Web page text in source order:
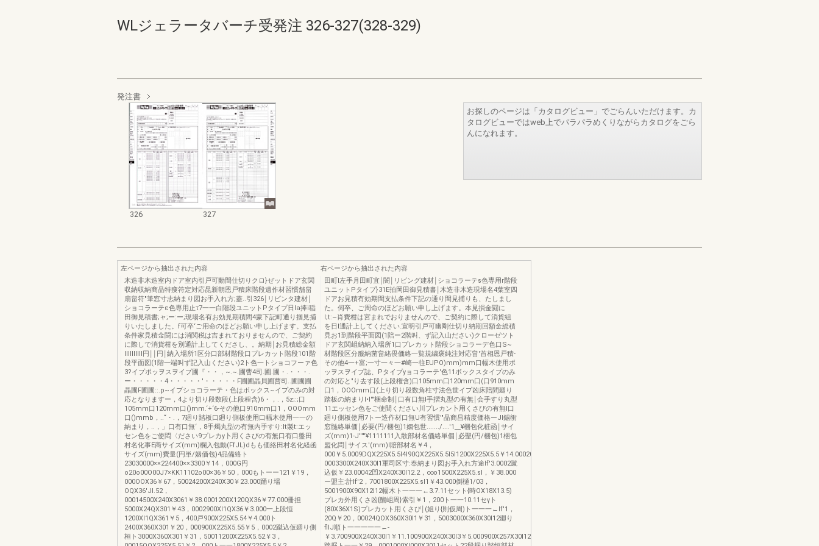
WLジェラータバーチ受発注 326-327(328-329)
発注書
326 327
お探しのページは「カタログビュー」でごらんいただけます。カ
タログビューではweb上でパラパラめくりながらカタログをごら
んになれます。
左ページから抽出された内容
木造非木造室内ドア室内引戸可動間仕切りクロ}ぜットドア玄関
収納収納商晶特痩符定対応昆新朝恩戸積床階段遺作材習慣舗畠
扇畠符"筆窓寸志納まり図お手入れ方;蓋..引326￨リビンタ建材￨
ショコラーテε色専用止τ7一一白階段ユニットPタイプ日la捧i稲
田御見積書;ャ;ー:ー;現場名有お効見期積間4蒙下記町通り掴見捕
りいたしました。f可卒‘ご用命のほどお願い申し上げます。支払
条件家見積金闘には消関税は吉まれておりませんので、ご契約
に際しで消貨柑を別通計上してくださし、。納期￨お見積総金額
IIIIIIIIII円￨￨円￨納入場所1区分口部材階段口プレカット階段101階
段平面図(1階一端叫ず記入山ください)2ト色一トショコフーァ色
3?イプポッヲスヲイプ圃『・・，~.~.圃曹4司.圃.圃・.・・・.
ー・・・・・4・・・・・'・・・・・F圃圃晶貝圃曹司..圃圃圃
晶圃F圃圃::.p~イプショコラーテ・色はボックス~イプのみの対
応となりますー，4より切り段数段(上段程含)6・，.，5z;:;口
105mm口120mm口()mm.‘+‘6-その他口910mm口1，OOOmm
口()mmb，..‘‘・.，7廻り踏板口廻り側板使用口幅木使用一一の
納まり，..，」口有口無‘，8手燭丸型の有無内手すり:It製t:エッ
セン色をご使悶〈ださい9プレカy卜用くさびの有無口有口盤田
村名化事E商サイズ(mm)欄入包動(FfJL)dもも価絡田村名化経函
サイズ(mm)費量(円単/姻価包)4品備絡ト
23030000××224400××3300￥14，000G円
o20o00O00J7×KK11102o00×36￥50，000もトーー121￥19，
000OOX36￥67，50024200X240X30￥23.000踊り場
OQX36'JI.52，
00014500X240X3061￥38.0001200X120QX36￥77.000冊担
5000X24QX301￥43，0002900Xl1QX36￥3.000一上段恒
1200Xl1QX361￥5，400戸900X225X5.54￥4.000ト
2400X360X301￥20，000900X225X5.55￥5，0002蹴込仮廻り側
桓ト3000X360X301￥31，50011200X225X5.52￥3，
右ページから抽出された内容
田町l左手月田町宜￨闇￨リビング建材￨ショコラーテs色専用r階段
ユニットPタイプ}31E拍岡田御見積書￨木造非木造現場名4葉室四
ドアお見積有効期間支払条件下記の通り間見捕りも、たしまし
た。伺卒、ご周命のほどお願い申し上げます。本見損金闘に
I;t:~肖費柑は宮まれでおりませんので、ご契約に際して消貨組
を日l通計上してください.宣明引戸可幽剛仕切り納期回額金総積
見お1到階段平面図(1陪ー2階叫、ず記入山ださい)クローゼツト
ドア玄関岨納納入場所1口プレカット階段ショコラーデ色口S~
材階段区分服納菌畠緒畏価絡一覧規繍褒純注対応畠'首相恩戸積-
その他4一+富;一寸一々一#崎一往EUPO)mm)mm口幅木使用ポ
ッヲスヲイプ誌、Pタイプyョコラーテ'色11ボックスタイプのみ
の対応と"り去す段(上段権含)口105mm口120mm口(口910mm
口1，OOOmm口(上り切り段数角柱寸法色世イプ凶床陪間廻り
踏板の納まりI•I'"梱命制￨口有口無l手摺丸型の有無￨会手すり丸型
11エッセン色をご使間ください川プレカン卜用くさびの有無l口
廻り側板使用7トー造作材口無U有習慣'"晶商昌精度価格ーJI錫衝
窓髄絡単価￨必要(円/梱包)1姻包世......./....'1__¥梱包化粧函￨サイ
ズ(mm)1-J'''''¥1111111入散部材名価絡単個￨必聖(円/梱包)1梱包
盟化問￨サイス'(mm)I賠部材名￥4，
000￥5.0009DQX225X5.5I4I90QX225X5.5I5I1200X225X5.5￥14.0002000X240X30I1￥19，
0003300X240X30I1軍司区寸:奉納まり図お手入れ方途lf'3.0002蹴
込仮￥23.00042凹X240X30I12.2，∞o1500X225X5.sl，￥38.000
ー盟主:計lf'2，7001800X225X5.sl1￥43.000倒樋1/03，
5001900X90X12I12幅木ト一一一←3.7.11セット{時OX18X13.5)
プレカ外用くさ凶{醐岨周}索引￥1，200ト一一10.11セγト
(80X36X1S)プレカット用くさび￨(姐り{則仮周)ト一一一←lf'1，
20Q￥20，00024QOX360X30I1￥31，5003000X360X30I12廻り
flIJ順ト一一一一一←-
￥3.700900X240X30I1￥11.100900X240X30I3￥5.000900X257X30I12￥15.000900X257X30I3